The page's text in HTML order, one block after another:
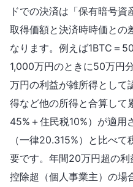
ドでの決済は「保有暗号資
取得価額と決済時時価との
なります。例えば1BTC＝
1,000万円のときに50万円
万円の利益が雑所得として
得など他の所得と合算して
45%＋住民税10%）が適用
（一律20.315%）と比べ
要です。年間20万円超の
控除超（個人事業主）の場